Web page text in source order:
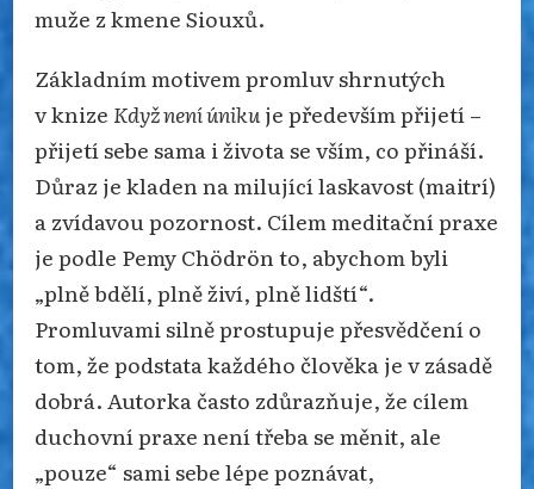
muže z kmene Siouxů.
Základním motivem promluv shrnutých
v knize Když není únikuje především přijetí –
přijetí sebe sama i života se vším, co přináší.
Důraz je kladen na milující laskavost (maitrí)
a zvídavou pozornost. Cílem meditační praxe
je podle Pemy Chödrön to, abychom byli
„plně bdělí, plně živí, plně lidští“.
Promluvami silně prostupuje přesvědčení o
tom, že podstata každého člověka je v zásadě
dobrá. Autorka často zdůrazňuje, že cílem
duchovní praxe není třeba se měnit, ale
„pouze“ sami sebe lépe poznávat,